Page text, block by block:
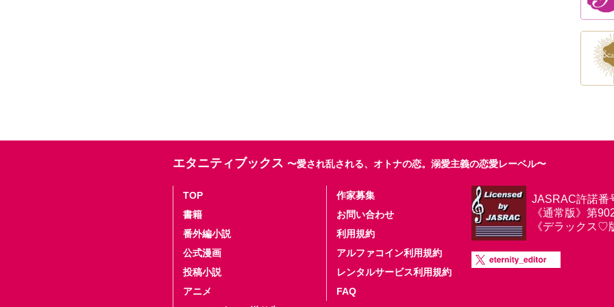
エタニティブックス 〜愛され乱される、オトナの恋。溺愛主義の恋愛レーベル〜
TOP
書籍
番外編小説
公式漫画
投稿小説
アニメ
作家募集
お問い合わせ
利用規約
アルファコイン利用規約
レンタルサービス利用規約
FAQ
JASRAC許諾番
《通常版》第
《デラックス♡